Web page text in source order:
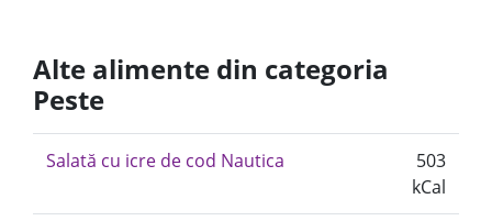
Alte alimente din categoria
Peste
Salată cu icre de cod Nautica
503
kCal